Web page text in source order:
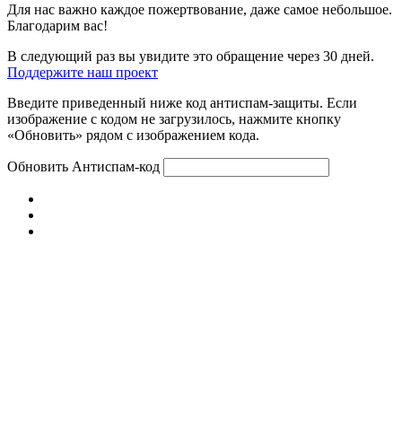
Для нас важно каждое пожертвование, даже самое небольшое.
Благодарим вас!
В следующий раз вы увидите это обращение через 30 дней.
Поддержите наш проект
Введите приведенный ниже код антиспам-защиты. Если
изображение с кодом не загрузилось, нажмите кнопку
«Обновить» рядом с изображением кода.
Обновить Антиспам-код